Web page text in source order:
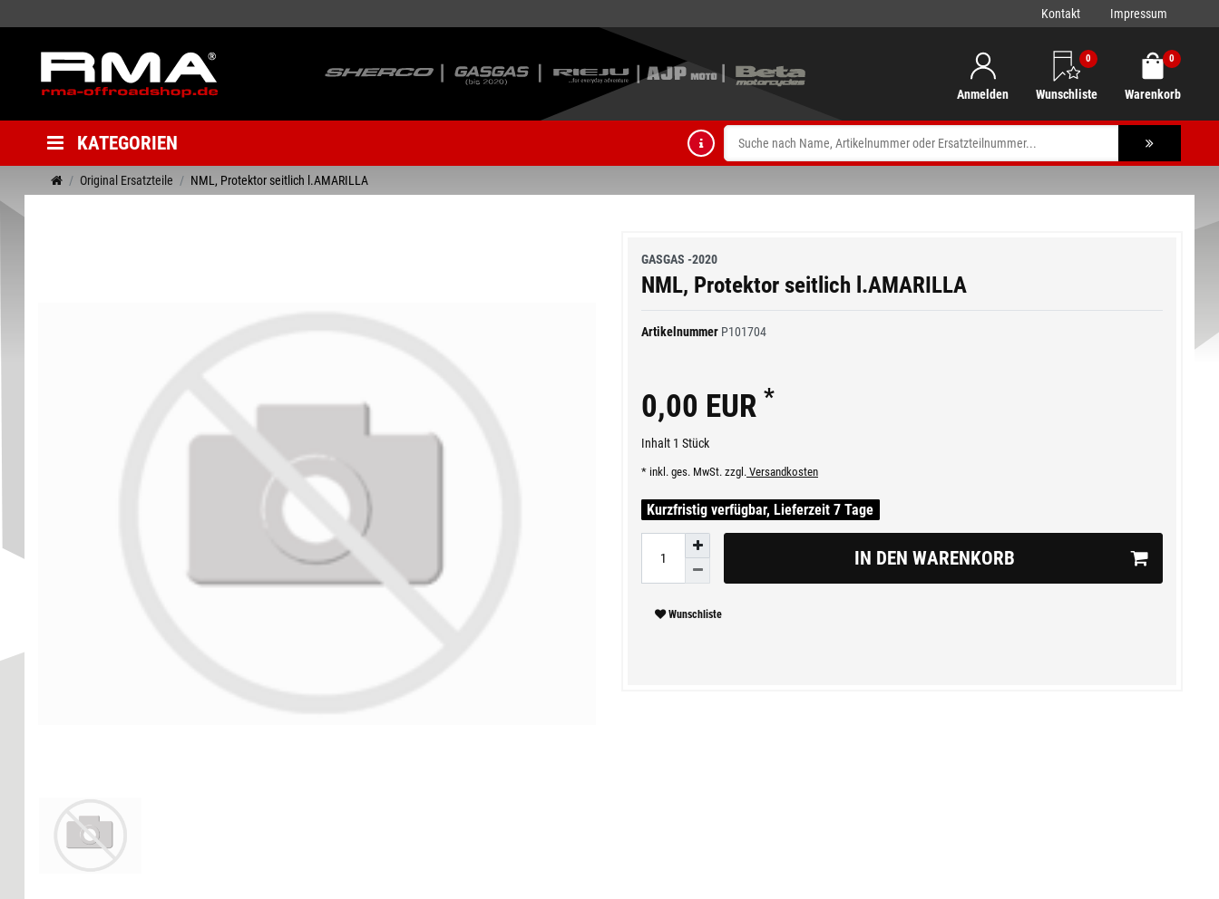
Kontakt Impressum
Anmelden
0
Wunschliste
0
Warenkorb
KATEGORIEN
Original Ersatzteile NML, Protektor seitlich l.AMARILLA
GASGAS -2020
NML, Protektor seitlich l.AMARILLA
Artikelnummer P101704
0,00 EUR *
Inhalt 1 Stück
* inkl. ges. MwSt. zzgl. Versandkosten
Kurzfristig verfügbar, Lieferzeit 7 Tage
IN DEN WARENKORB
Wunschliste